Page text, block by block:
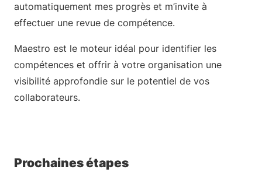
automatiquement mes progrès et m’invite à
effectuer une revue de compétence.
Maestro est le moteur idéal pour identifier les
compétences et offrir à votre organisation une
visibilité approfondie sur le potentiel de vos
collaborateurs.
Prochaines étapes